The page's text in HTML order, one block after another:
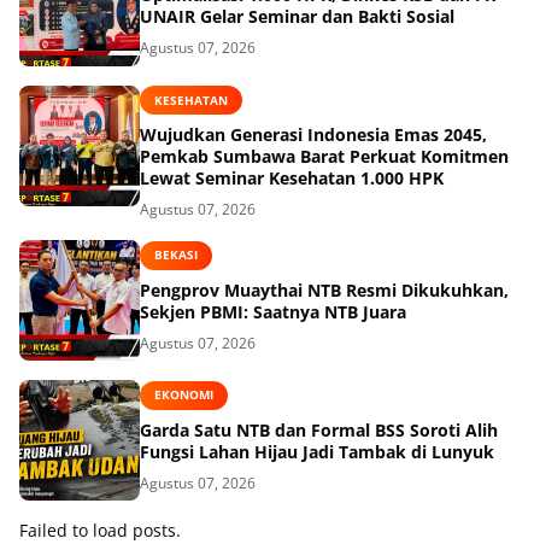
UNAIR Gelar Seminar dan Bakti Sosial
Agustus 07, 2026
KESEHATAN
Wujudkan Generasi Indonesia Emas 2045,
Pemkab Sumbawa Barat Perkuat Komitmen
Lewat Seminar Kesehatan 1.000 HPK
Agustus 07, 2026
BEKASI
Pengprov Muaythai NTB Resmi Dikukuhkan,
Sekjen PBMI: Saatnya NTB Juara
Agustus 07, 2026
EKONOMI
Garda Satu NTB dan Formal BSS Soroti Alih
Fungsi Lahan Hijau Jadi Tambak di Lunyuk
Agustus 07, 2026
Failed to load posts.